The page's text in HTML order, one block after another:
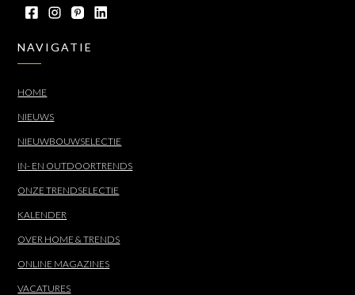
NAVIGATIE
HOME
NIEUWS
NIEUWBOUWSELECTIE
IN- EN OUTDOORTRENDS
ONZE TRENDSELECTIE
KALENDER
OVER HOME & TRENDS
ONLINE MAGAZINES
VACATURES